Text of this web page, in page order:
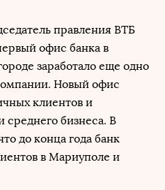
правления ВТБ
офис банка в
заработало еще одно
Новый офис
клиентов и
среднего бизнеса. В
до конца года банк
в Мариуполе и